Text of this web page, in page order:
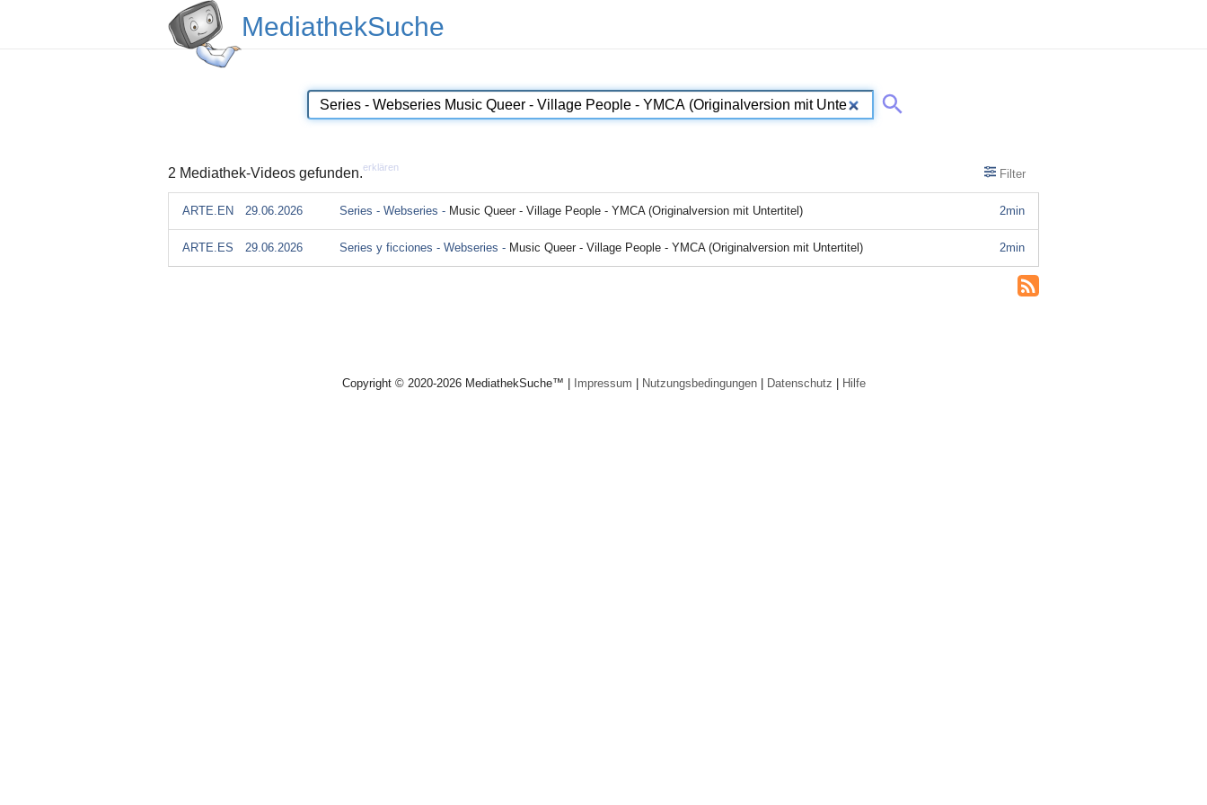
MediathekSuche
2 Mediathek-Videos gefunden.erklären Filter
2min
ARTE.EN 29.06.2026 Series - Webseries - Music Queer - Village People - YMCA (Originalversion mit Untertitel)
2min
ARTE.ES 29.06.2026 Series y ficciones - Webseries - Music Queer - Village People - YMCA (Originalversion mit Untertitel)
Copyright © 2020-2026 MediathekSuche™ | Impressum | Nutzungsbedingungen| Datenschutz | Hilfe